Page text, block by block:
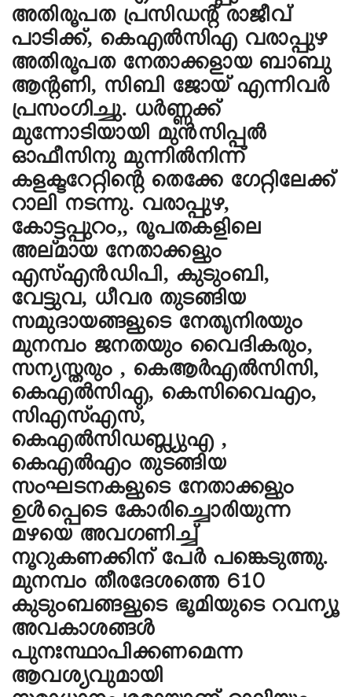
അതിരൂപത പ്രസിഡൻ്റ് രാജീവ്
പാടിക്ക്, കെഎൽസിഎ വരാപ്പുഴ
അതിരൂപത നേതാക്കളായ ബാബു
ആൻ്റണി, സിബി ജോയ് എന്നിവർ
പ്രസംഗിച്ചു. ധർണ്ണക്ക്
മുന്നോടിയായി മുൻസിപ്പൽ
ഓഫീസിനു മുന്നിൽനിന്ന്
കളക്ടറേറ്റിൻ്റെ തെക്കേ ഗേറ്റിലേക്ക്
റാലി നടന്നു. വരാപ്പുഴ,
കോട്ടപ്പുറം,, രൂപതകളിലെ
അല്മായ നേതാക്കളും
എസ്‌എൻഡിപി, കുടുംബി,
വേട്ടുവ, ധീവര തുടങ്ങിയ
സമുദായങ്ങളുടെ നേതൃനിരയും
മുനമ്പം ജനതയും വൈദികരും,
സന്യസ്തരും , കെആർഎൽസിസി,
കെഎൽസിഎ, കെസിവൈഎം,
സിഎസ്എസ്,
കെഎൽസിഡബ്ല്യുഎ ,
കെഎൽഎം തുടങ്ങിയ
സംഘടനകളുടെ നേതാക്കളും
ഉൾപ്പെടെ കോരിച്ചൊരിയുന്ന
മഴയെ അവഗണിച്ച്
നൂറുകണക്കിന് പേർ പങ്കെടുത്തു.
മുനമ്പം തീരദേശത്തെ 610
കുടുംബങ്ങളുടെ ഭൂമിയുടെ റവന്യൂ
അവകാശങ്ങൾ
പുനഃസ്ഥാപിക്കണമെന്ന
ആവശ്യവുമായി